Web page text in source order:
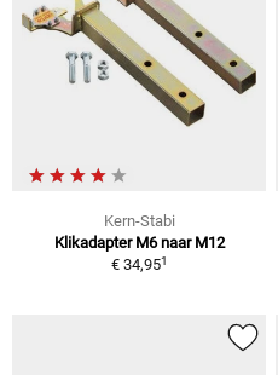
Kern-Stabi
Klikadapter M6 naar M12
€ 34,951